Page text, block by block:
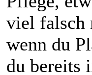
viel falsch
wenn du
du bereits